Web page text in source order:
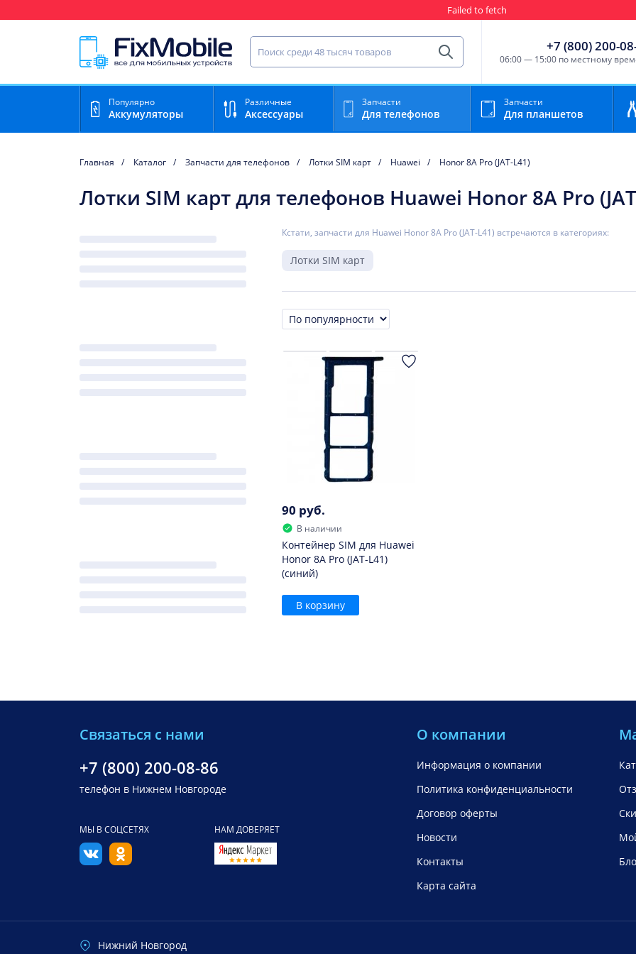
Failed to fetch
Найти запчасть для мобильного устройства
Найти
+7 (800) 200-
06:00 — 15:00 по местному
Популярно
Аккумуляторы
Различные
Аксессуары
Запчасти
Для телефонов
Запчасти
Для планшетов
Главная Каталог Запчасти для телефонов Лотки SIM карт Huawei Honor 8A Pro (JAT-L41)
Лотки SIM карт для телефонов Huawei Honor 8A Pro
Кстати, запчасти для Huawei Honor 8A Pro (JAT-L41) встречаются в категориях:
Лотки SIM карт
Сортировка
90 руб.
В наличии
Контейнер SIM для Huawei
Honor 8A Pro (JAT-L41)
(синий)
В корзину
Связаться с нами
+7 (800) 200-08-86
телефон в Нижнем Новгороде
МЫ В СОЦСЕТЯХ НАМ ДОВЕРЯЕТ
О компании
Информация о компании
Политика конфиденциальности
Договор оферты
Новости
Контакты
Карта сайта
Нижний Новгород